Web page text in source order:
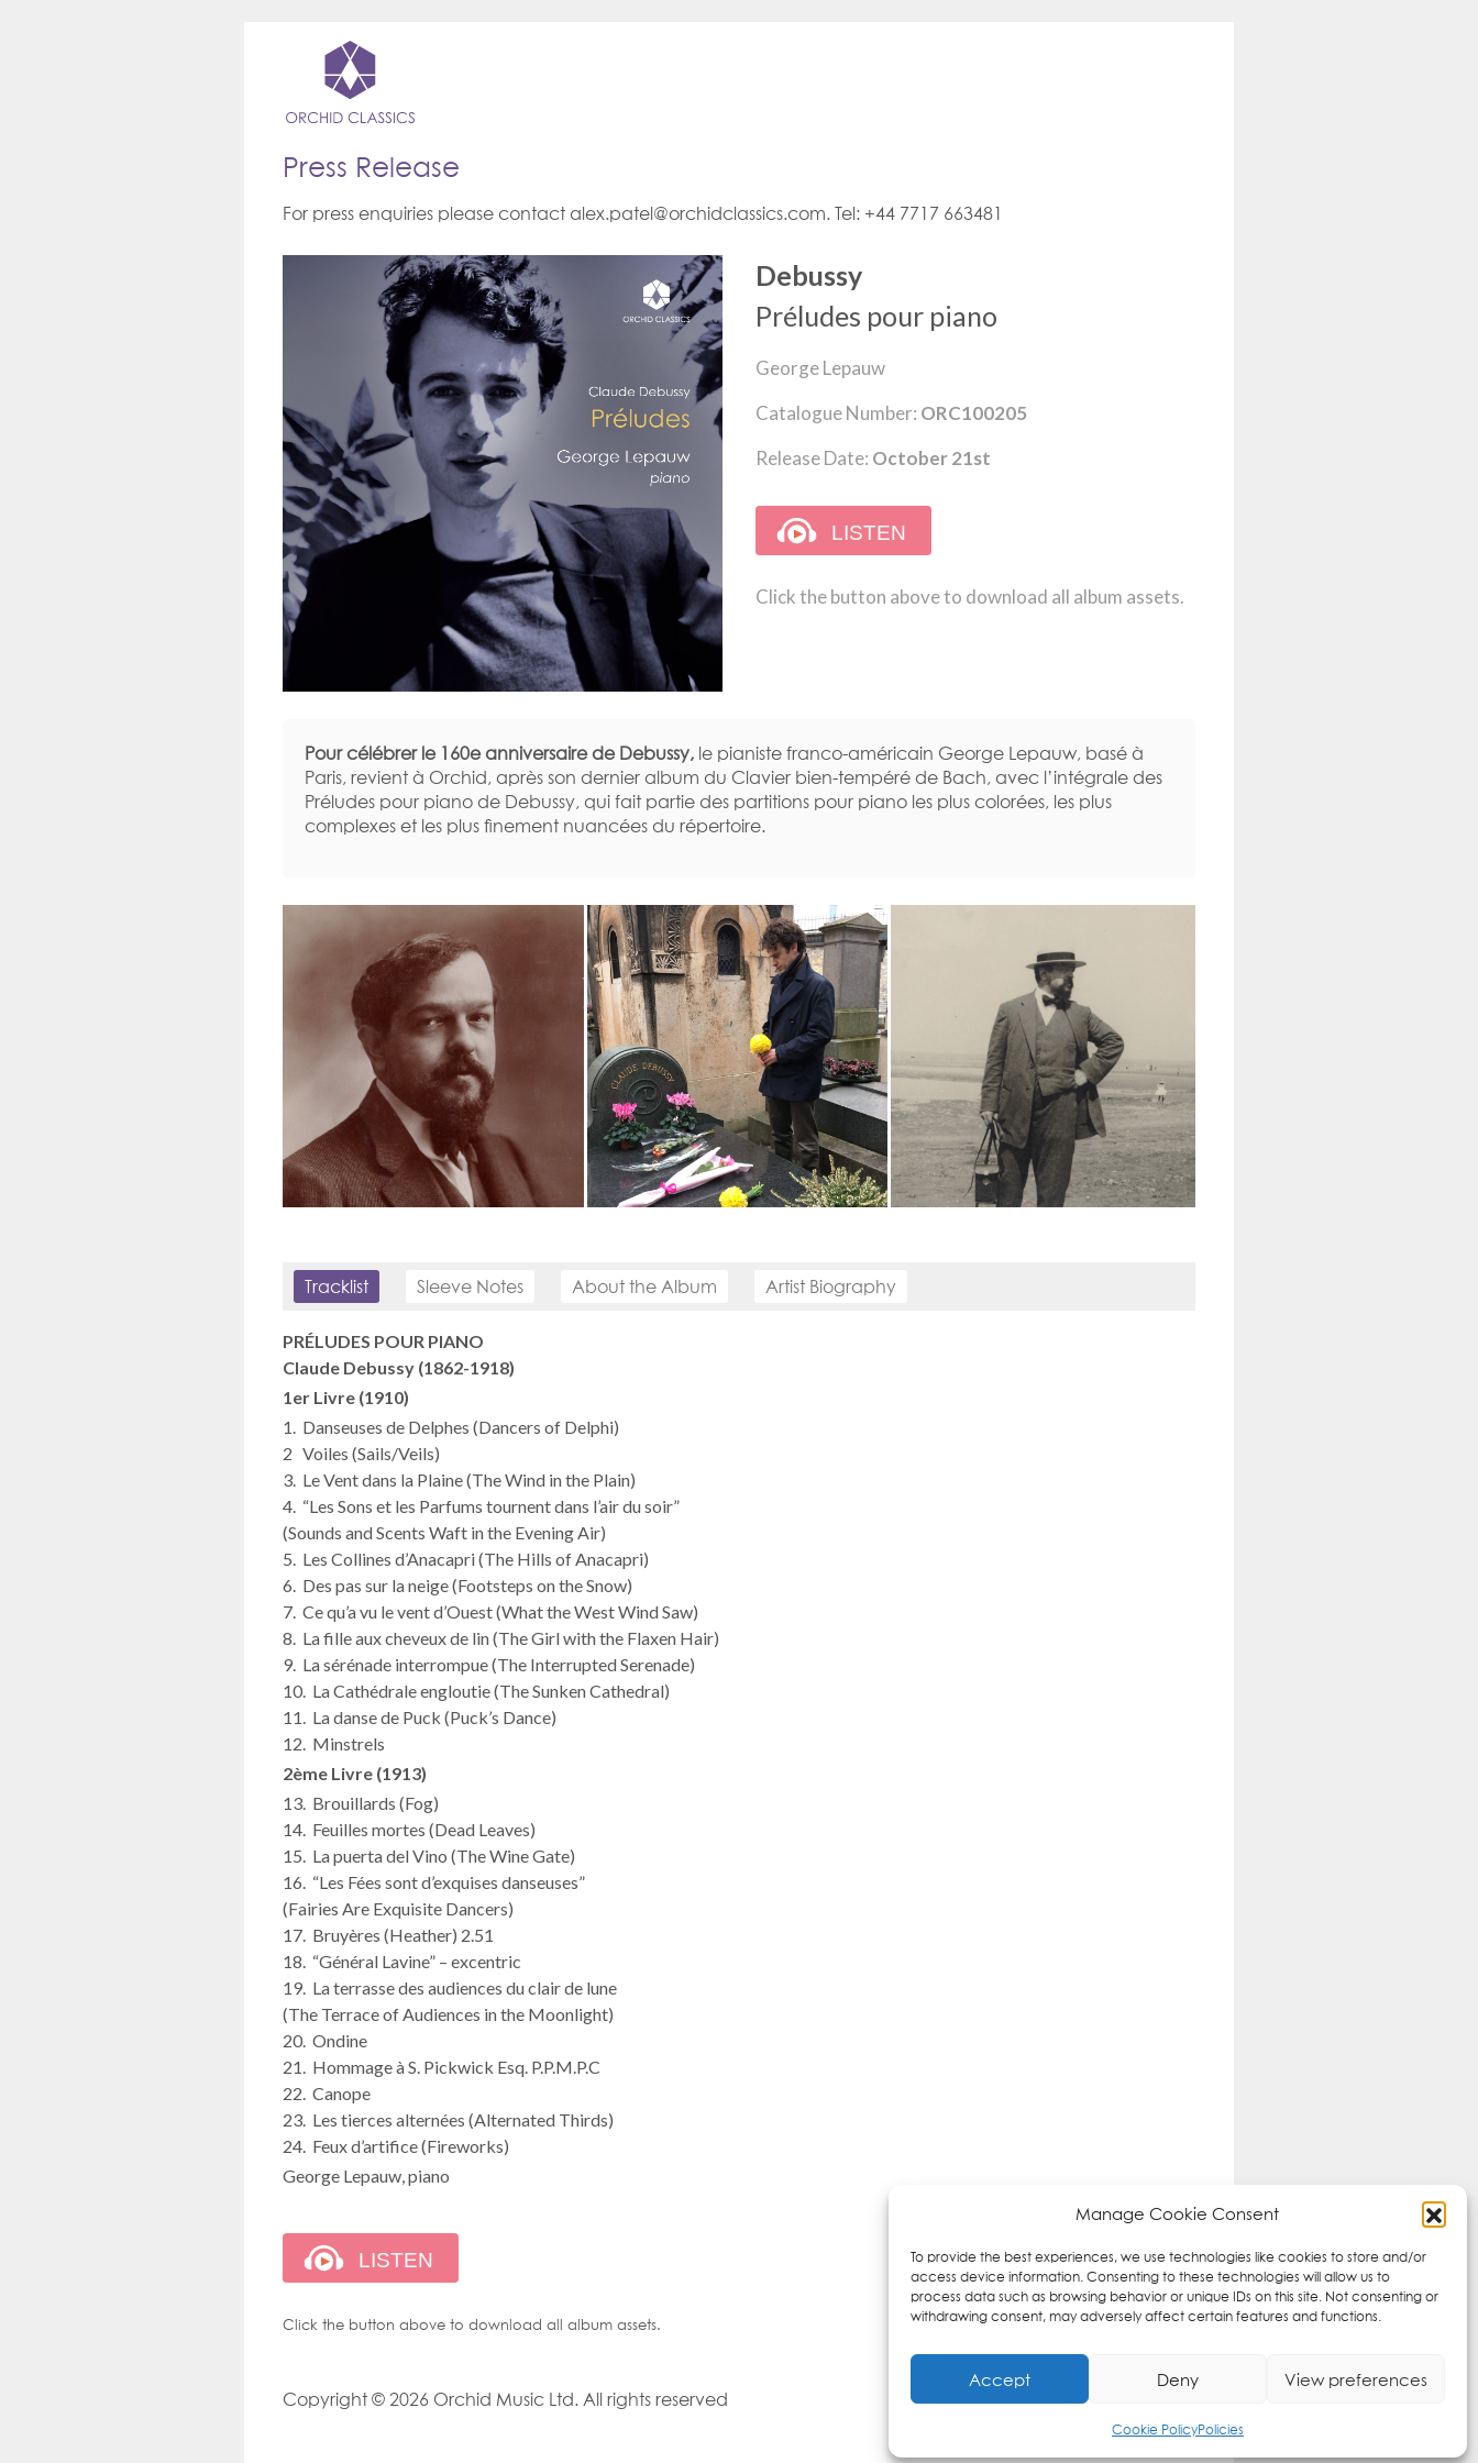
Manage Cookie Consent
To provide the best experiences, we use technologies like cookies to store and/or
access device information. Consenting to these technologies will allow us to
process data such as browsing behavior or unique IDs on this site. Not consenting or
withdrawing consent, may adversely affect certain features and functions.
Accept Deny View preferences
Cookie PolicyPolicies
Press Release
For press enquiries please contact alex.patel@orchidclassics.com. Tel: +44 7717 663481
Debussy
Préludes pour piano
George Lepauw
Catalogue Number: ORC100205
Release Date: October 21st
Click the button above to download all album assets.
Pour célébrer le 160e anniversaire de Debussy, le pianiste franco-américain George Lepauw, basé à
Paris, revient à Orchid, après son dernier album du Clavier bien-tempéré de Bach, avec l’intégrale des
Préludes pour piano de Debussy, qui fait partie des partitions pour piano les plus colorées, les plus
complexes et les plus finement nuancées du répertoire.
Tracklist Sleeve Notes About the Album Artist Biography
PRÉLUDES POUR PIANO
Claude Debussy (1862-1918)
1er Livre (1910)
1. Danseuses de Delphes (Dancers of Delphi)
2 Voiles (Sails/Veils)
3. Le Vent dans la Plaine (The Wind in the Plain)
4. “Les Sons et les Parfums tournent dans l’air du soir”
(Sounds and Scents Waft in the Evening Air)
5. Les Collines d’Anacapri (The Hills of Anacapri)
6. Des pas sur la neige (Footsteps on the Snow)
7. Ce qu’a vu le vent d’Ouest (What the West Wind Saw)
8. La fille aux cheveux de lin (The Girl with the Flaxen Hair)
9. La sérénade interrompue (The Interrupted Serenade)
10. La Cathédrale engloutie (The Sunken Cathedral)
11. La danse de Puck (Puck’s Dance)
12. Minstrels
2ème Livre (1913)
13. Brouillards (Fog)
14. Feuilles mortes (Dead Leaves)
15. La puerta del Vino (The Wine Gate)
16. “Les Fées sont d’exquises danseuses”
(Fairies Are Exquisite Dancers)
17. Bruyères (Heather) 2.51
18. “Général Lavine” – excentric
19. La terrasse des audiences du clair de lune
(The Terrace of Audiences in the Moonlight)
20. Ondine
21. Hommage à S. Pickwick Esq. P.P.M.P.C
22. Canope
23. Les tierces alternées (Alternated Thirds)
24. Feux d’artifice (Fireworks)
George Lepauw, piano
Click the button above to download all album assets.
Copyright © 2026 Orchid Music Ltd. All rights reserved